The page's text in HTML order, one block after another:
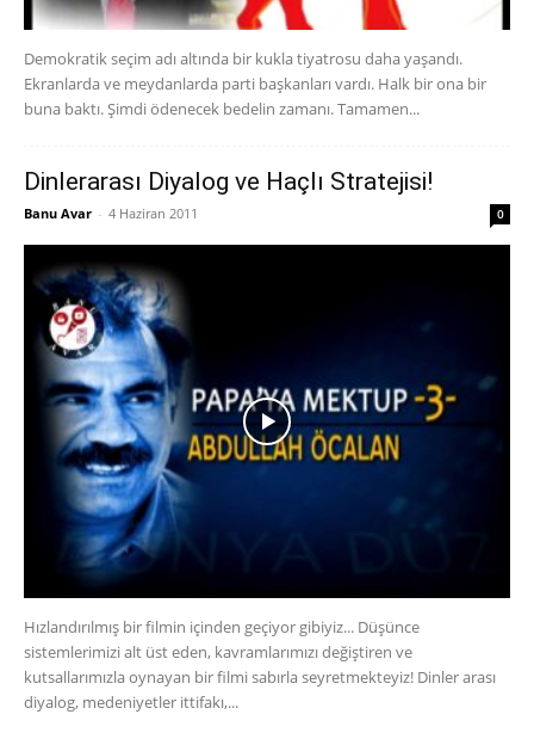
Demokratik seçim adı altında bir kukla tiyatrosu daha yaşandı.
Ekranlarda ve meydanlarda parti başkanları vardı. Halk bir ona bir
buna baktı. Şimdi ödenecek bedelin zamanı. Tamamen...
Dinlerarası Diyalog ve Haçlı Stratejisi!
Banu Avar - 4 Haziran 2011 0
Hızlandırılmış bir filmin içinden geçiyor gibiyiz... Düşünce
sistemlerimizi alt üst eden, kavramlarımızı değiştiren ve
kutsallarımızla oynayan bir filmi sabırla seyretmekteyiz! Dinler arası
diyalog, medeniyetler ittifakı,...